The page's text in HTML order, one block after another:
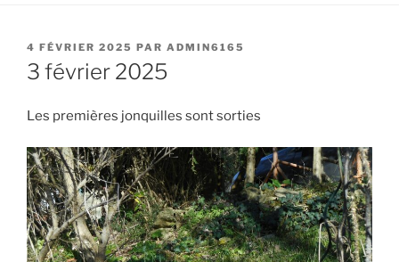
PUBLIÉ
LE
4 FÉVRIER 2025 PAR ADMIN6165
3 février 2025
Les premières jonquilles sont sorties